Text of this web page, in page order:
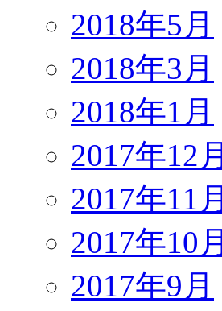
2018年5月
2018年3月
2018年1月
2017年12月
2017年11月
2017年10月
2017年9月